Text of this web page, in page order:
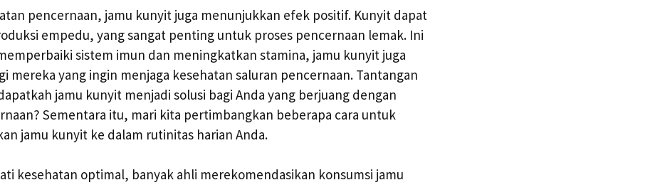
pencernaan, jamu kunyit juga menunjukkan efek positif. Kunyit dapat
empedu, yang sangat penting untuk proses pencernaan lemak. Ini
sistem imun dan meningkatkan stamina, jamu kunyit juga
mereka yang ingin menjaga kesehatan saluran pencernaan. Tantangan
jamu kunyit menjadi solusi bagi Anda yang berjuang dengan
Sementara itu, mari kita pertimbangkan beberapa cara untuk
jamu kunyit ke dalam rutinitas harian Anda.
kesehatan optimal, banyak ahli merekomendasikan konsumsi jamu